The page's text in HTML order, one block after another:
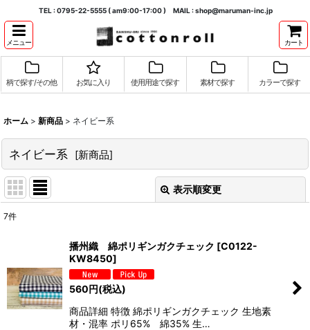
TEL : 0795-22-5555 ( am9:00-17:00 ) MAIL : shop@maruman-inc.jp
メニュー カート
柄で探す/その他 お気に入り 使用用途で探す 素材で探す カラーで探す
ホーム > 新商品 > ネイビー系
ネイビー系 [新商品]
表示順変更
並び順:
絞り込む
7件
播州織 綿ポリギンガクチェック [C0122-
KW8450]
560円(税込)
商品詳細 特徴 綿ポリギンガクチェック 生地素
材・混率 ポリ65% 綿35% 生…